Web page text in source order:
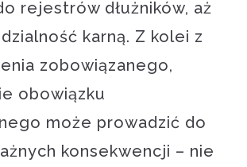
rejestrów dłużników, aż
karną. Z kolei z
zobowiązanego,
obowiązku
może prowadzić do
konsekwencji – nie